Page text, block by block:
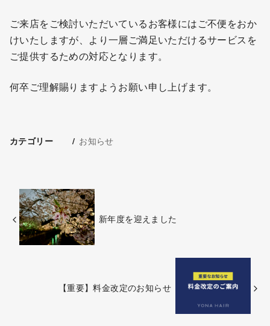
ご来店をご検討いただいているお客様にはご不便をおか
けいたしますが、より一層ご満足いただけるサービスを
ご提供するための対応となります。
何卒ご理解賜りますようお願い申し上げます。
カテゴリー お知らせ
新年度を迎えました
【重要】料金改定のお知らせ